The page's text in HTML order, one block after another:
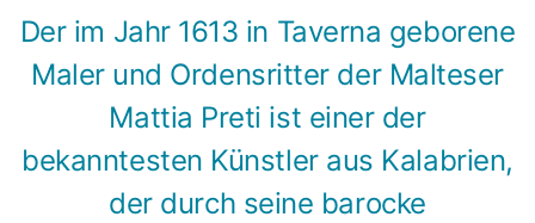
Der im Jahr 1613 in Taverna geborene
Maler und Ordensritter der Malteser
Mattia Preti ist einer der
bekanntesten Künstler aus Kalabrien,
der durch seine barocke